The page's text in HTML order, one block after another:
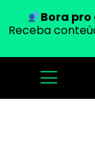
Bora
Receba